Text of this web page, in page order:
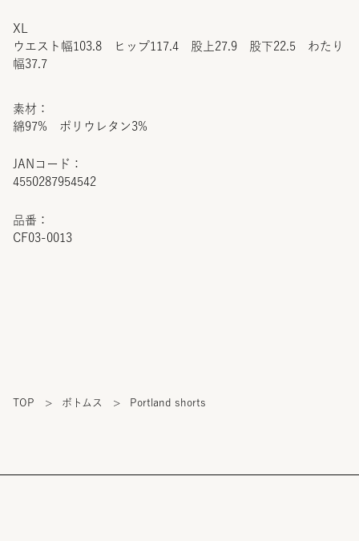
JANコード：
4550287954542
品番：
CF03-0013
XL
ウエスト幅103.8 ヒップ117.4 股上27.9 股下22.5 わたり
幅37.7
素材：
綿97% ポリウレタン3%
TOP > ボトムス > Portland shorts